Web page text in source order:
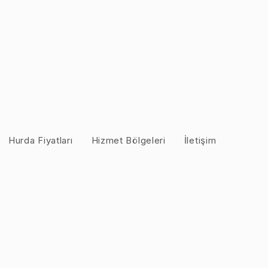
Hurda Fiyatları Hizmet Bölgeleri İletişim